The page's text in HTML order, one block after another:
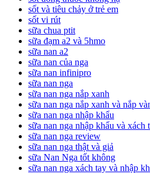
sốt và tiêu chảy ở trẻ em
sốt vi rút
sữa chua ptit
sữa đạm a2 và 5hmo
sữa nan a2
sữa nan của nga
sữa nan infinipro
sữa nan nga
sữa nan nga nắp xanh
sữa nan nga nắp xanh và nắp
sữa nan nga nhập khẩu
sữa nan nga nhập khẩu và xách
sữa nan nga review
sữa nan nga thật và giả
sữa Nan Nga tốt không
sữa nan nga xách tay và nhập